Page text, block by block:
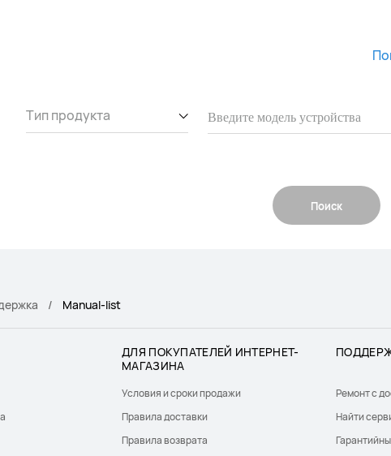
Тип продукта
Поиск
Manual-list
ДЛЯ ПОКУПАТЕЛЕЙ ИНТЕРНЕТ-
МАГАЗИНА
Условия и сроки продажи
Правила доставки
Правила возврата
Ремонт с
Найти